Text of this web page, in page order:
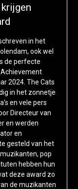
in het
ook wel
de perfecte
2024. The Cats
in het zonnetje
en vele pers
Directeur van
en werden
en
gesteld van het
pop
hebben hun
deze award zo
de muzikanten